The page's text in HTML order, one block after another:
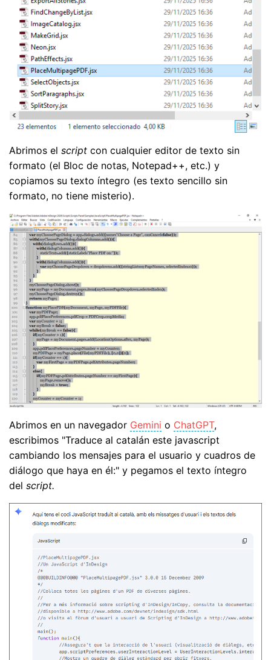
Abrimos el script con cualquier editor de texto sin
formato (el Bloc de notas, Notepad++, etc.) y
copiamos su texto íntegro (es texto sencillo sin
formato, no tiene misterio).
Abrimos en un navegador Gemini o ChatGPT,
escribimos "Traduce al catalán este javascript
cambiando los mensajes para el usuario y cuadros de
diálogo que haya en él:" y pegamos el texto íntegro
del script.